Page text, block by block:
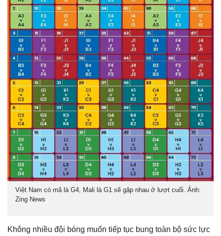
Việt Nam có mã là G4, Mali là G1 sẽ gặp nhau ở lượt cuối. Ảnh:
Zing News
Không nhiều đội bóng muốn tiếp tục bung toàn bộ sức lực